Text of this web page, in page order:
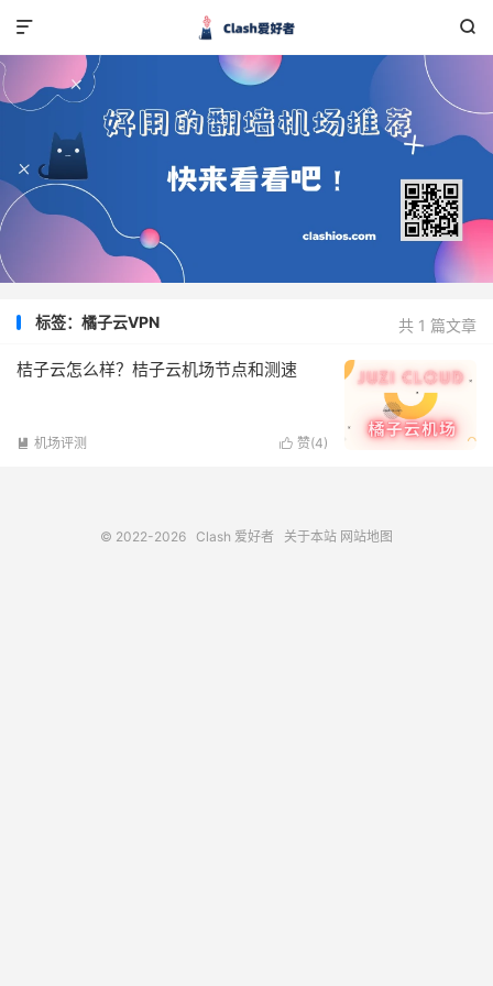


共 1 篇文章
标签：橘子云VPN
桔子云怎么样？桔子云机场节点和测速
 赞(4)
 机场评测
© 2022-2026 Clash 爱好者 关于本站 网站地图